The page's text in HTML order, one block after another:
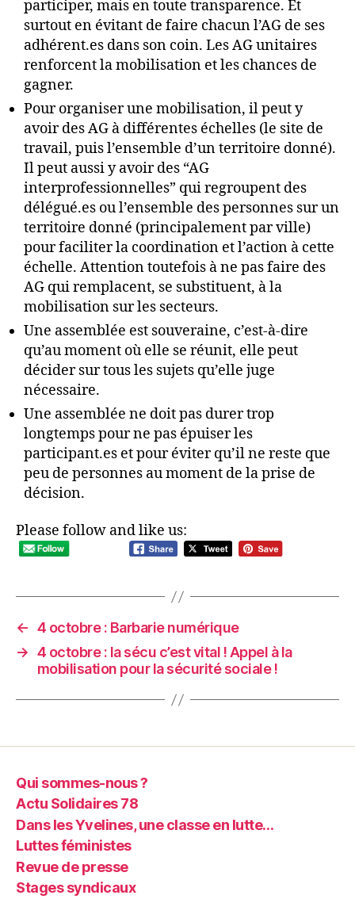
participer, mais en toute transparence. Et
surtout en évitant de faire chacun l’AG de ses
adhérent.es dans son coin. Les AG unitaires
renforcent la mobilisation et les chances de
gagner.
Pour organiser une mobilisation, il peut y
avoir des AG à différentes échelles (le site de
travail, puis l’ensemble d’un territoire donné).
Il peut aussi y avoir des “AG
interprofessionnelles” qui regroupent des
délégué.es ou l’ensemble des personnes sur un
territoire donné (principalement par ville)
pour faciliter la coordination et l’action à cette
échelle. Attention toutefois à ne pas faire des
AG qui remplacent, se substituent, à la
mobilisation sur les secteurs.
Une assemblée est souveraine, c’est-à-dire
qu’au moment où elle se réunit, elle peut
décider sur tous les sujets qu’elle juge
nécessaire.
Une assemblée ne doit pas durer trop
longtemps pour ne pas épuiser les
participant.es et pour éviter qu’il ne reste que
peu de personnes au moment de la prise de
décision.
Please follow and like us:
← 4 octobre : Barbarie numérique
→ 4 octobre : la sécu c’est vital ! Appel à la
mobilisation pour la sécurité sociale !
Qui sommes-nous ?
Actu Solidaires 78
Dans les Yvelines, une classe en lutte…
Luttes féministes
Revue de presse
Stages syndicaux